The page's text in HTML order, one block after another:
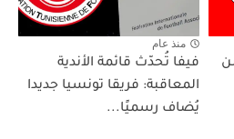
الجولة 28 من
منذ عام
فيفا تُحدّث قائمة الأندية
المعاقبة: فريقا تونسيا جديدا
يُضاف رسميًا...